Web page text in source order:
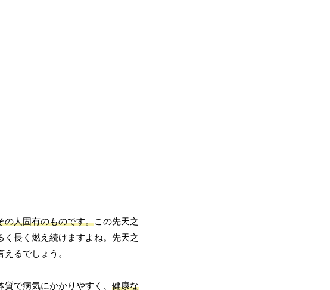
の人固有のものです。この先天之
長く燃え続けますよね。先天之
えるでしょう。
で病気にかかりやすく、 健康な